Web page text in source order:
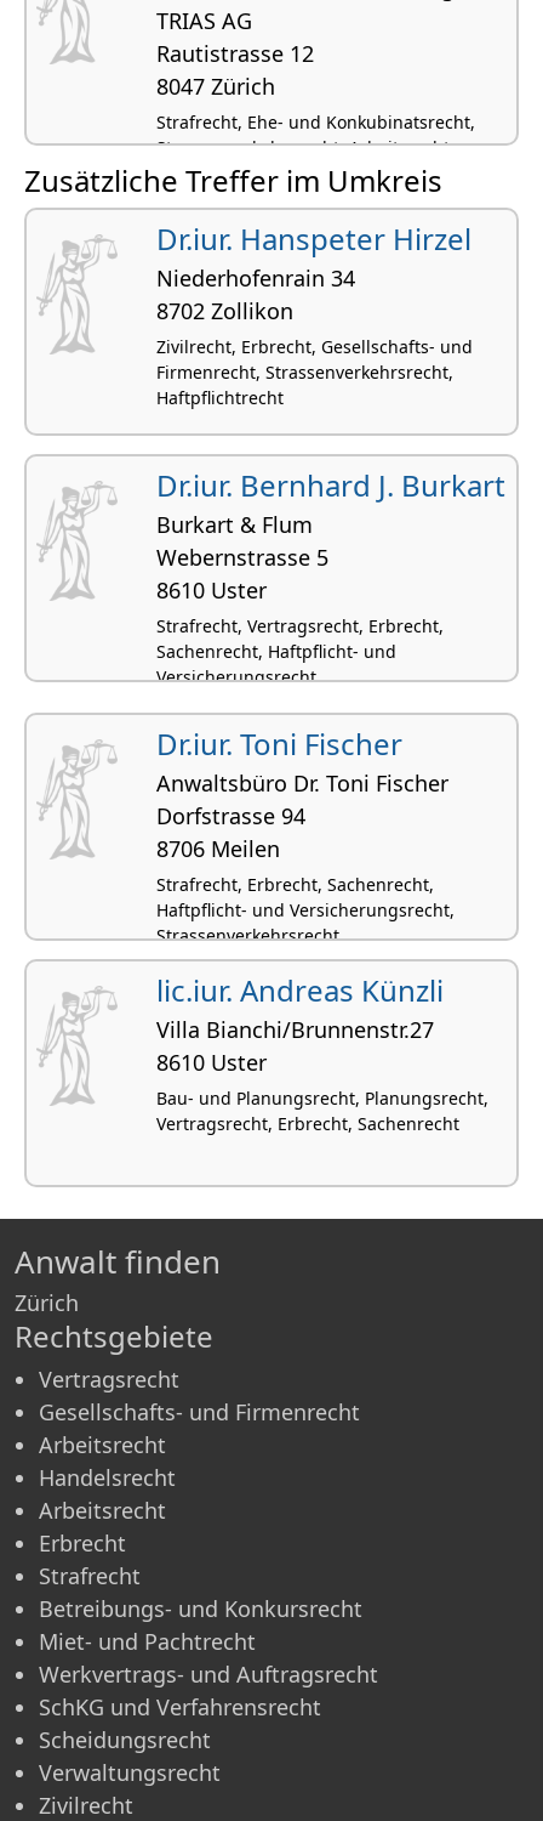
TRIAS AG
Rautistrasse 12
8047 Zürich
Strafrecht, Ehe- und Konkubinatsrecht,
Strassenverkehrsrecht, Arbeitsrecht,
Privatversicherungsrecht
Zusätzliche Treffer im Umkreis
Dr.iur. Hanspeter Hirzel
Niederhofenrain 34
8702 Zollikon
Zivilrecht, Erbrecht, Gesellschafts- und
Firmenrecht, Strassenverkehrsrecht,
Haftpflichtrecht
Dr.iur. Bernhard J. Burkart
Burkart & Flum
Webernstrasse 5
8610 Uster
Strafrecht, Vertragsrecht, Erbrecht,
Sachenrecht, Haftpflicht- und
Versicherungsrecht
Dr.iur. Toni Fischer
Anwaltsbüro Dr. Toni Fischer
Dorfstrasse 94
8706 Meilen
Strafrecht, Erbrecht, Sachenrecht,
Haftpflicht- und Versicherungsrecht,
Strassenverkehrsrecht
lic.iur. Andreas Künzli
Villa Bianchi/Brunnenstr.27
8610 Uster
Bau- und Planungsrecht, Planungsrecht,
Vertragsrecht, Erbrecht, Sachenrecht
Anwalt finden
Zürich
Rechtsgebiete
Vertragsrecht
Gesellschafts- und Firmenrecht
Arbeitsrecht
Handelsrecht
Arbeitsrecht
Erbrecht
Strafrecht
Betreibungs- und Konkursrecht
Miet- und Pachtrecht
Werkvertrags- und Auftragsrecht
SchKG und Verfahrensrecht
Scheidungsrecht
Verwaltungsrecht
Zivilrecht